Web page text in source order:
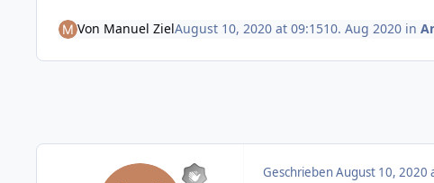
Von Manuel ZielAugust 10, 2020 at 09:1510. Aug 2020in
GeschriebenAugust 10, 2020